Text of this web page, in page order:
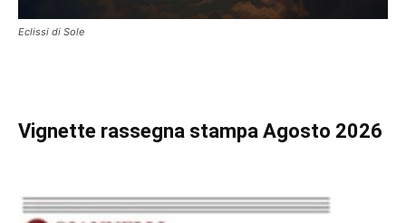
Eclissi di Sole
Vignette rassegna stampa Agosto 2026